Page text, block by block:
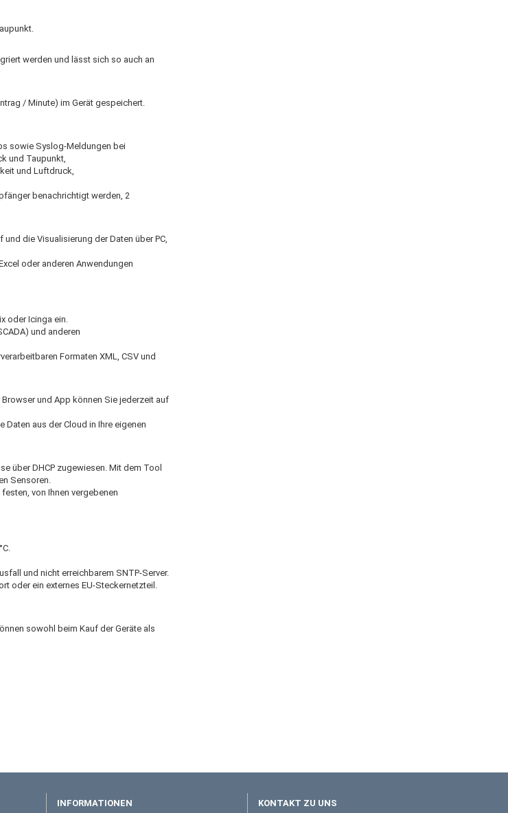
werden und lässt sich so auch an
/ Minute) im Gerät gespeichert.
sowie Syslog-Meldungen bei
und Taupunkt,
und Luftdruck,
benachrichtigt werden, 2
die Visualisierung der Daten über PC,
oder anderen Anwendungen
oder Icinga ein.
und anderen
Formaten XML, CSV und
und App können Sie jederzeit auf
aus der Cloud in Ihre eigenen
über DHCP zugewiesen. Mit dem Tool
Sensoren.
von Ihnen vergebenen
und nicht erreichbarem SNTP-Server.
oder ein externes EU-Steckernetzteil.
sowohl beim Kauf der Geräte als
INFORMATIONEN KONTAKT ZU UNS